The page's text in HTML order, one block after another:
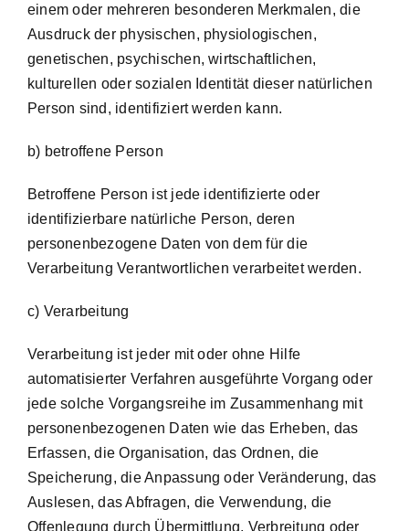
einem oder mehreren besonderen Merkmalen, die
Ausdruck der physischen, physiologischen,
genetischen, psychischen, wirtschaftlichen,
kulturellen oder sozialen Identität dieser natürlichen
Person sind, identifiziert werden kann.
b) betroffene Person
Betroffene Person ist jede identifizierte oder
identifizierbare natürliche Person, deren
personenbezogene Daten von dem für die
Verarbeitung Verantwortlichen verarbeitet werden.
c) Verarbeitung
Verarbeitung ist jeder mit oder ohne Hilfe
automatisierter Verfahren ausgeführte Vorgang oder
jede solche Vorgangsreihe im Zusammenhang mit
personenbezogenen Daten wie das Erheben, das
Erfassen, die Organisation, das Ordnen, die
Speicherung, die Anpassung oder Veränderung, das
Auslesen, das Abfragen, die Verwendung, die
Offenlegung durch Übermittlung, Verbreitung oder